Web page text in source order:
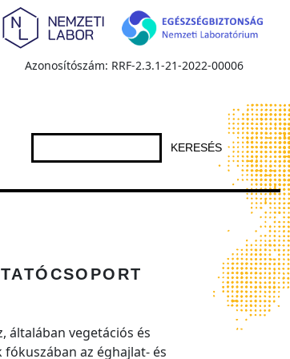
Azonosítószám: RRF-2.3.1-21-2022-00006
KERESÉS
általában vegetációs és
az éghajlat- és